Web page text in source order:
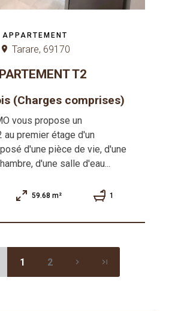
APPARTEMENT
Tarare, 69170
T2
(Charges comprises)
vous propose un
au premier étage d'un
d'une pièce de vie, d'une
d'une salle d'eau...
59.68 m² 1
1 2